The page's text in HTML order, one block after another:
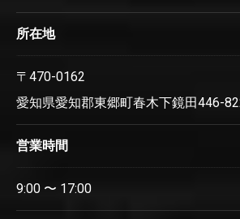
所在地
〒470-0162
愛知県愛知郡東郷町春木下鏡田446-
営業時間
9:00 〜 17:00